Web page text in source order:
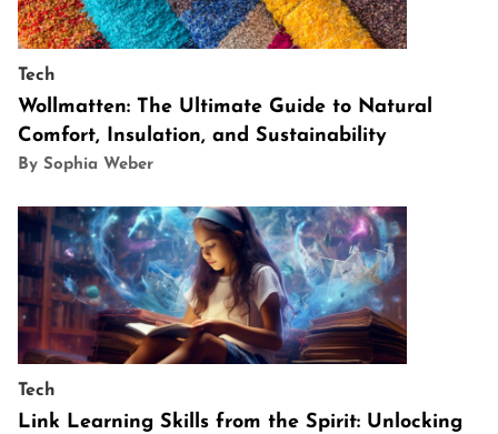
Tech
Wollmatten: The Ultimate Guide to Natural
Comfort, Insulation, and Sustainability
By Sophia Weber
Tech
Link Learning Skills from the Spirit: Unlocking